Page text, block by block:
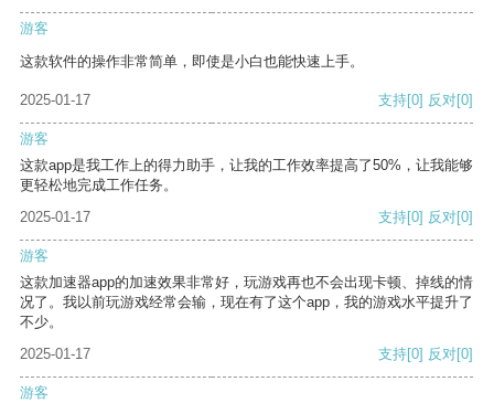
游客
这款软件的操作非常简单，即使是小白也能快速上手。
2025-01-17 支持[0] 反对[0]
游客
这款app是我工作上的得力助手，让我的工作效率提高了50%，让我能够
更轻松地完成工作任务。
2025-01-17
支持[0] 反对[0]
游客
这款加速器app的加速效果非常好，玩游戏再也不会出现卡顿、掉线的情
况了。我以前玩游戏经常会输，现在有了这个app，我的游戏水平提升了
不少。
2025-01-17
支持[0] 反对[0]
游客